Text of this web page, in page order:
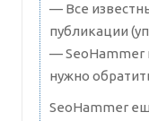
— Все
публикации
— SeoHammer
нужно
SeoHammer